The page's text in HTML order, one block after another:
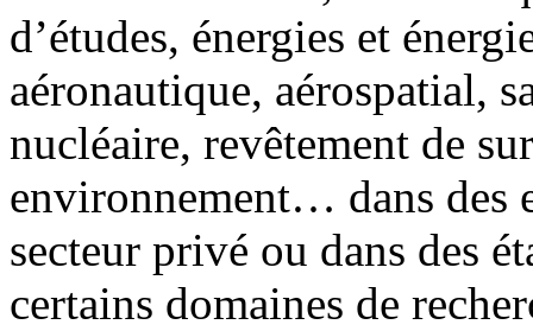
d’études, énergies et
aéronautique, aérospatial,
nucléaire, revêtement de
environnement… dans des
secteur privé ou dans des
certains domaines de